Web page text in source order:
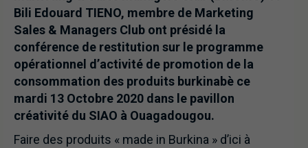
Bili Edouard TIENO, membre de Marketing
Sales & Managers Club ont présidé la
conférence de restitution sur le programme
opérationnel d’activité de promotion de la
consommation des produits burkinabè ce
mardi 13 Octobre 2020 dans le pavillon
créativité du SIAO à Ouagadougou.
Faire des produits « made in Burkina » d’ici à